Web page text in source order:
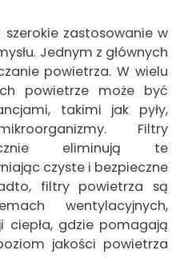
szerokie zastosowanie w
Jednym z głównych
powietrza. W wielu
powietrze może być
takimi jak pyły,
Filtry
eliminują te
czyste i bezpieczne
filtry powietrza są
wentylacyjnych,
ciepła, gdzie pomagają
jakości powietrza